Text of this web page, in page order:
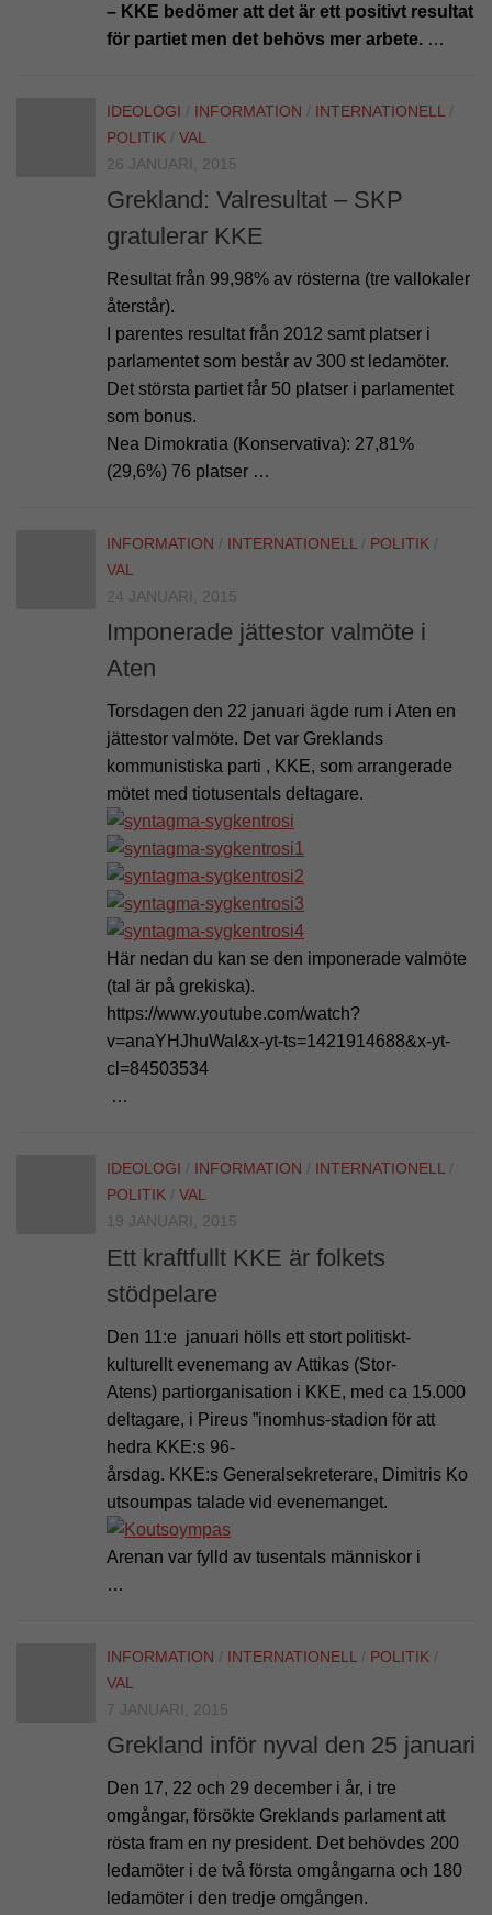
– KKE bedömer att det är ett positivt resultat
för partiet men det behövs mer arbete. …
IDEOLOGI / INFORMATION / INTERNATIONELL /
POLITIK / VAL
26 JANUARI, 2015
Grekland: Valresultat – SKP
gratulerar KKE
Resultat från 99,98% av rösterna (tre vallokaler
återstår).
I parentes resultat från 2012 samt platser i
parlamentet som består av 300 st ledamöter.
Det största partiet får 50 platser i parlamentet
som bonus.
Nea Dimokratia (Konservativa): 27,81%
(29,6%) 76 platser …
INFORMATION / INTERNATIONELL / POLITIK /
VAL
24 JANUARI, 2015
Imponerade jättestor valmöte i
Aten
Torsdagen den 22 januari ägde rum i Aten en
jättestor valmöte. Det var Greklands
kommunistiska parti , KKE, som arrangerade
mötet med tiotusentals deltagare.
Här nedan du kan se den imponerade valmöte
(tal är på grekiska).
https://www.youtube.com/watch?
v=anaYHJhuWaI&x-yt-ts=1421914688&x-yt-
cl=84503534
…
IDEOLOGI / INFORMATION / INTERNATIONELL/
POLITIK / VAL
19 JANUARI, 2015
Ett kraftfullt KKE är folkets
stödpelare
Den 11:e januari hölls ett stort politiskt-
kulturellt evenemang av Attikas (Stor-
Atens) partiorganisation i KKE, med ca 15.000
deltagare, i Pireus ”inomhus-stadion för att
hedra KKE:s 96-
årsdag. KKE:s Generalsekreterare, Dimitris Ko
utsoumpas talade vid evenemanget.
Arenan var fylld av tusentals människor i
…
INFORMATION / INTERNATIONELL / POLITIK /
VAL
7 JANUARI, 2015
Grekland inför nyval den 25 januari
Den 17, 22 och 29 december i år, i tre
omgångar, försökte Greklands parlament att
rösta fram en ny president. Det behövdes 200
ledamöter i de två första omgångarna och 180
ledamöter i den tredje omgången.